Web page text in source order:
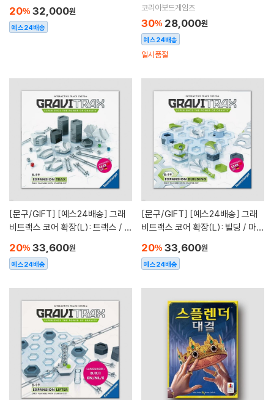
20% 32,000원
예스24배송
이상, 2-5명]
코리아보드게임즈
30% 28,000원
예스24배송
일시품절
[문구/GIFT]
비트랙스 코어 확장(L): 트랙스 / 마
20% 33,600원
예스24배송
[문구/GIFT]
비트랙스 코어 확장(L): 빌딩 / 마블
20% 33,600원
예스24배송